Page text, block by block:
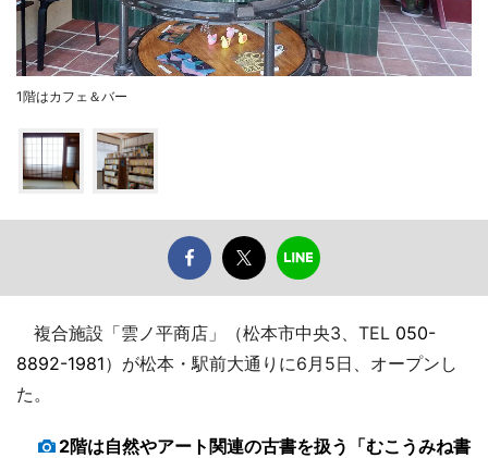
1階はカフェ＆バー
複合施設「雲ノ平商店」（松本市中央3、TEL 050-
8892-1981）が松本・駅前大通りに6月5日、オープンし
た。
2階は自然やアート関連の古書を扱う「むこうみね書